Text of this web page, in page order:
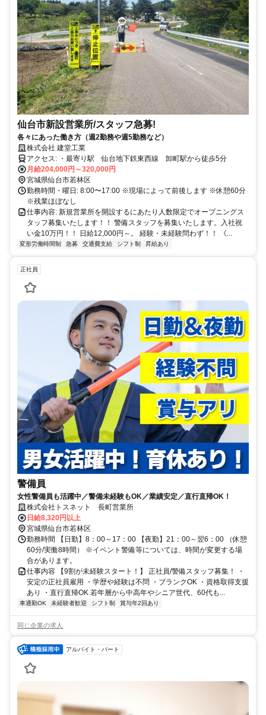
仙台市新設営業所/スタッフ急募!
各々にあった働き方（週2勤務や週5勤務など）
株式会社 建堂工業
アクセス: ・最寄り駅 仙台地下鉄東西線 卸町駅から徒歩5分
月給204,000円～320,000円
宮城県仙台市若林区
勤務時間・曜日: 8:00〜17:00 ※現場によって前後します ※休憩60分
※残業ほぼなし
仕事内容: 新規営業所を開設するにあたり人数限定でオープニングス
タッフ募集いたします！！ 警備スタッフを募集いたします。入社祝
い金10万円！！ 日給12,000円～。 経験・未経験問わず！！ 《...
変形労働時間制 急募 交通費支給 シフト制 昇給あり
正社員
警備員
女性警備員も活躍中／警備未経験もOK／業績安定／直行直帰OK！
株式会社トスネット 長町営業所
日給8,320円以上
宮城県仙台市若林区
勤務時間 【日勤】8：00～17：00 【夜勤】21：00～翌6：00 （休憩
60分/実働8時間） ※イベント警備等については、時間が変更する場
合があります。
仕事内容 【9割が未経験スタート！】 正社員/警備スタッフ募集！ ・
安定の正社員雇用 ・学歴や経験は不問 ・ブランクOK ・資格取得支援
あり ・直行直帰OK 若年層から中高年やシニア世代、60代も...
車通勤OK 未経験者歓迎 シフト制 賞与年2回あり
同じ企業の求人
アルバイト・パート